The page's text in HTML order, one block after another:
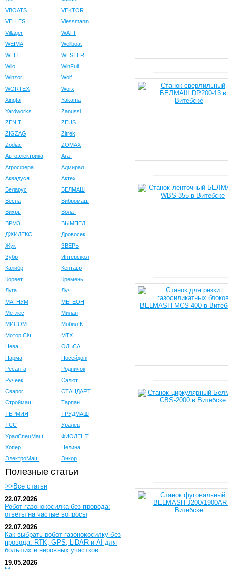
VBOATS
VEKTOR
VELLES
Viessmann
Villager
WATT
WEIMA
Wellboat
WELT
WESTER
Wilo
WinFull
Winzor
Wolf
WORTEX
Worx
Xingtai
Yakama
Yardworks
Zanussi
ZENIT
ZEUS
ZIGZAG
Zitrek
Zodiac
ZOMAX
Автоэлектрика
Агат
Агросфера
Адмирал
Аквадуся
Актех
Беларус
БЕЛМАШ
Весна
Вибромаш
Вихрь
Волат
ВРМЗ
ВЫМПЕЛ
ДЖИЛЕКС
Дровосек
Жук
ЗВЕРЬ
Зубр
Интерскол
Калибр
Кентавр
Корвет
Кремень
Луга
Луч
МАГНУМ
МЕГЕОН
Метлес
Милан
МИСОМ
Мобил-К
Мотор Сiч
МТХ
Нева
ОЛЬСА
Парма
Посейдон
Ресанта
Родничок
Ручеек
Салют
Сварог
СТАНДАРТ
Строймаш
Тарпан
ТЕРМИЯ
ТРУДМАШ
ТСС
Уралец
УралСпецМаш
ФИОЛЕНТ
Хопер
Целина
ЭлектроМаш
Энкор
Полезные статьи
>>Все статьи
22.07.2026
Робот-газонокосилка без провода:
ответы на частые вопросы
22.07.2026
Как выбрать робот-газонокосилку без
провода: RTK, GPS, LiDAR и AI для
больших и неровных участков
19.05.2026